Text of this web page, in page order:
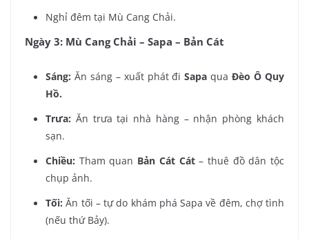
Nghỉ đêm tại Mù Cang Chải.
Ngày 3: Mù Cang Chải – Sapa – Bản Cát
Sáng: Ăn sáng – xuất phát đi Sapa qua Đèo Ô Quy
Hồ.
Trưa: Ăn trưa tại nhà hàng – nhận phòng khách
sạn.
Chiều: Tham quan Bản Cát Cát – thuê đồ dân tộc
chụp ảnh.
Tối: Ăn tối – tự do khám phá Sapa về đêm, chợ tình
(nếu thứ Bảy).